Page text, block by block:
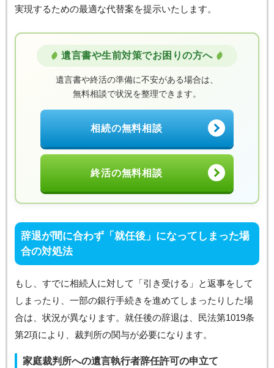
実現するための最適な代替案を提示いたします。
遺言書や生前対策でお困りの方へ
遺言書や終活の準備に不安がある場合は、
無料相談で状況を整理できます。
相続の無料相談
終活の無料相談
辞退が間に合わず「就任後」になってしまった場
合の対処法
もし、すでに相続人に対して「引き受ける」と返事をして
しまったり、一部の銀行手続きを進めてしまったりした場
合は、状況が異なります。就任後の辞退は、民法第1019条
第2項により、裁判所の関与が必要になります。
家庭裁判所への遺言執行者辞任許可の申立て